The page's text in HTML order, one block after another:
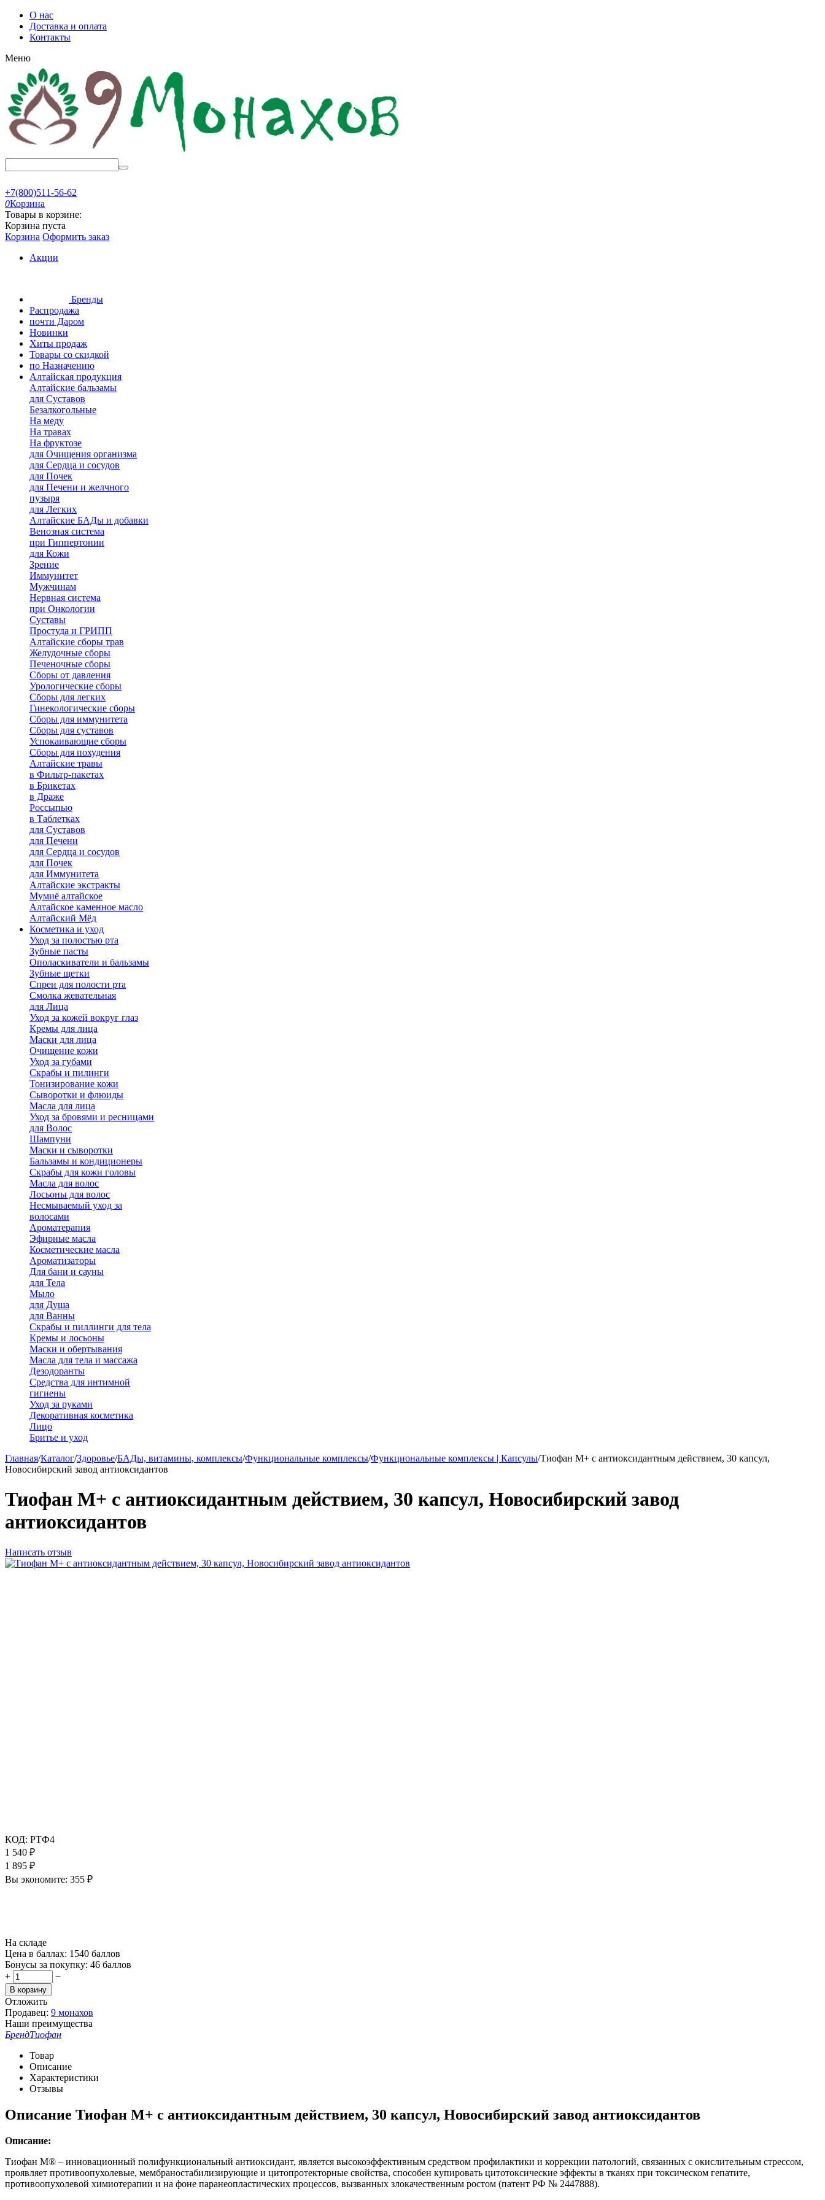
О нас
Доставка и оплата
Контакты
Меню
+7(800)511-56-62
0Корзина
Товары в корзине:
Корзина пуста
Корзина Оформить заказ
Акции
Бренды
Распродажа
почти Даром
Новинки
Хиты продаж
Товары со скидкой
по Назначению
Алтайская продукция
Алтайские бальзамы
для Суставов
Безалкогольные
На меду
На травах
На фруктозе
для Очищения организма
для Сердца и сосудов
для Почек
для Печени и желчного
пузыря
для Легких
Алтайские БАДы и добавки
Венозная система
при Гиппертонии
для Кожи
Зрение
Иммунитет
Мужчинам
Нервная система
при Онкологии
Суставы
Простуда и ГРИПП
Алтайские сборы трав
Желудочные сборы
Печеночные сборы
Сборы от давления
Урологические сборы
Сборы для легких
Гинекологические сборы
Сборы для иммунитета
Сборы для суставов
Успокаивающие сборы
Сборы для похудения
Алтайские травы
в Фильтр-пакетах
в Брикетах
в Драже
Россыпью
в Таблетках
для Cуставов
для Печени
для Сердца и сосудов
для Почек
для Иммунитета
Алтайские экстракты
Мумиё алтайское
Алтайское каменное масло
Алтайский Мёд
Косметика и уход
Уход за полостью рта
Зубные пасты
Ополаскиватели и бальзамы
Зубные щетки
Спреи для полости рта
Смолка жевательная
для Лица
Уход за кожей вокруг глаз
Кремы для лица
Маски для лица
Очищение кожи
Уход за губами
Скрабы и пилинги
Тонизирование кожи
Сыворотки и флюиды
Масла для лица
Уход за бровями и ресницами
для Волос
Шампуни
Маски и сыворотки
Бальзамы и кондиционеры
Скрабы для кожи головы
Масла для волос
Лосьоны для волос
Несмываемый уход за
волосами
Ароматерапия
Эфирные масла
Косметические масла
Ароматизаторы
Для бани и сауны
для Тела
Мыло
для Душа
для Ванны
Скрабы и пиллинги для тела
Кремы и лосьоны
Маски и обертывания
Масла для тела и массажа
Дезодоранты
Средства для интимной
гигиены
Уход за руками
Декоративная косметика
Лицо
Бритье и уход
Главная/Каталог/Здоровье/БАДы, витамины, комплексы/Функциональные комплексы/Функциональные комплексы | Капсулы/Тиофан М+ с антиоксидантным действием, 30 капсул,
Новосибирский завод антиоксидантов
Тиофан М+ с антиоксидантным действием, 30 капсул, Новосибирский завод
антиоксидантов
Написать отзыв
КОД: РТФ4
1 540 ₽
1 895 ₽
Вы экономите: 355 ₽
На складе
Цена в баллах: 1540 баллов
Бонусы за покупку: 46 баллов
+
−
В корзину
Отложить
Продавец: 9 монахов
Наши преимущества
БрендТиофан
Товар
Описание
Характеристики
Отзывы
Описание Тиофан М+ с антиоксидантным действием, 30 капсул, Новосибирский завод антиоксидантов
Описание:
Тиофан М® – инновационный полифункциональный антиоксидант, является высокоэффективным средством профилактики и коррекции патологий, связанных с окислительным стрессом,
проявляет противоопухолевые, мембраностабилизирующие и цитопротекторные свойства, способен купировать цитотоксические эффекты в тканях при токсическом гепатите,
противоопухолевой химиотерапии и на фоне паранеопластических процессов, вызванных злокачественным ростом (патент РФ № 2447888).